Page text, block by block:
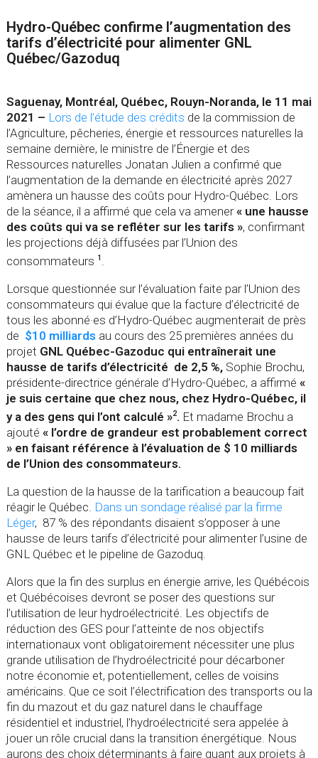
Hydro-Québec confirme l’augmentation des
tarifs d’électricité pour alimenter GNL
Québec/Gazoduq
Saguenay, Montréal, Québec, Rouyn-Noranda, le 11 mai
2021 – Lors de l’étude des crédits de la commission de
l’Agriculture, pêcheries, énergie et ressources naturelles la
semaine dernière, le ministre de l’Énergie et des
Ressources naturelles Jonatan Julien a confirmé que
l’augmentation de la demande en électricité après 2027
amènera un hausse des coûts pour Hydro-Québec. Lors
de la séance, il a affirmé que cela va amener« une hausse
des coûts qui va se refléter sur les tarifs », confirmant
les projections déjà diffusées par l’Union des
consommateurs 1 .
Lorsque questionnée sur l’évaluation faite par l’Union des
consommateurs qui évalue que la facture d’électricité de
tous les abonné·es d’Hydro-Québec augmenterait de près
de $10 milliards au cours des 25 premières années du
projet GNL Québec-Gazoduc qui entraînerait une
hausse de tarifs d’électricité de 2,5 %, Sophie Brochu,
présidente-directrice générale d’Hydro-Québec, a affirmé «
je suis certaine que chez nous, chez Hydro-Québec, il
y a des gens qui l’ont calculé »2. Et madame Brochu a
ajouté « l’ordre de grandeur est probablement correct
» en faisant référence à l’évaluation de $ 10 milliards
de l’Union des consommateurs.
La question de la hausse de la tarification a beaucoup fait
réagir le Québec. Dans un sondage réalisé par la firme
Léger, 87 % des répondants disaient s’opposer à une
hausse de leurs tarifs d’électricité pour alimenter l’usine de
GNL Québec et le pipeline de Gazoduq.
Alors que la fin des surplus en énergie arrive, les Québécois
et Québécoises devront se poser des questions sur
l’utilisation de leur hydroélectricité. Les objectifs de
réduction des GES pour l’atteinte de nos objectifs
internationaux vont obligatoirement nécessiter une plus
grande utilisation de l’hydroélectricité pour décarboner
notre économie et, potentiellement, celles de voisins
américains. Que ce soit l’électrification des transports ou la
fin du mazout et du gaz naturel dans le chauffage
résidentiel et industriel, l’hydroélectricité sera appelée à
jouer un rôle crucial dans la transition énergétique. Nous
aurons des choix déterminants à faire quant aux projets à